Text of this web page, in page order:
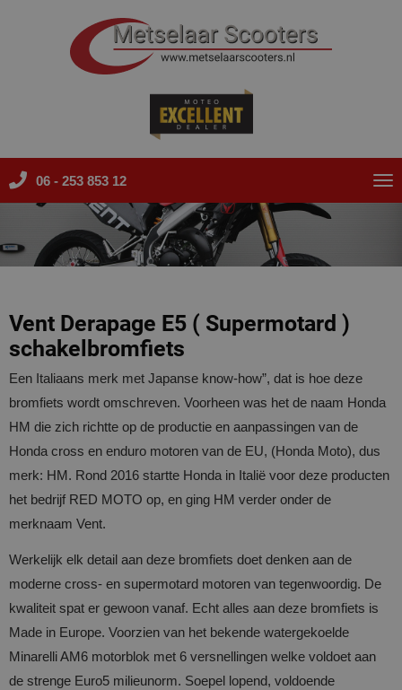
06 - 253 853 12
Vent Derapage E5 ( Supermotard )
schakelbromfiets
Een Italiaans merk met Japanse know-how”, dat is hoe deze
bromfiets wordt omschreven. Voorheen was het de naam Honda
HM die zich richtte op de productie en aanpassingen van de
Honda cross en enduro motoren van de EU, (Honda Moto), dus
merk: HM. Rond 2016 startte Honda in Italië voor deze producten
het bedrijf RED MOTO op, en ging HM verder onder de
merknaam Vent.
Werkelijk elk detail aan deze bromfiets doet denken aan de
moderne cross- en supermotard motoren van tegenwoordig. De
kwaliteit spat er gewoon vanaf. Echt alles aan deze bromfiets is
Made in Europe. Voorzien van het bekende watergekoelde
Minarelli AM6 motorblok met 6 versnellingen welke voldoet aan
de strenge Euro5 milieunorm. Soepel lopend, voldoende